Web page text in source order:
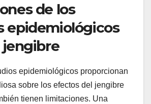
de los
epidemiológicos
jengibre
epidemiológicos proporcionan
sobre los efectos del jengibre
tienen limitaciones. Una